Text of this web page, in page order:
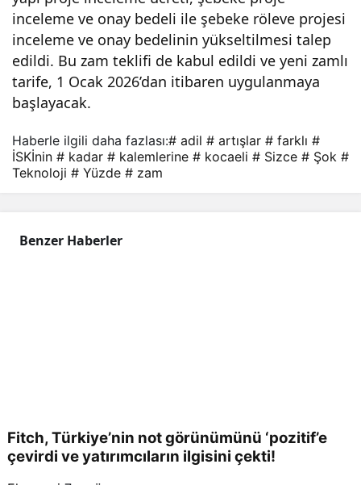
inceleme ve onay bedeli ile şebeke röleve projesi
inceleme ve onay bedelinin yükseltilmesi talep
edildi. Bu zam teklifi de kabul edildi ve yeni zamlı
tarife, 1 Ocak 2026’dan itibaren uygulanmaya
başlayacak.
ne
kad
adil
?
Haberle ilgili daha fazlası:# adil # artışlar # farklı #
İSKİnin # kadar # kalemlerine # kocaeli # Sizce # Şok #
Teknoloji # Yüzde # zam
Benzer Haberler
Fitch, Türkiye’nin not görünümünü ‘pozitif’e
çevirdi ve yatırımcıların ilgisini çekti!